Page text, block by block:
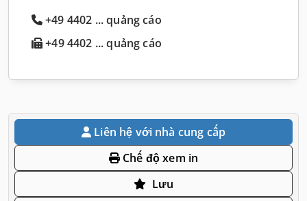
+49 4402 ... quảng cáo
+49 4402 ... quảng cáo
Liên hệ với nhà cung cấp
Chế độ xem in
Lưu